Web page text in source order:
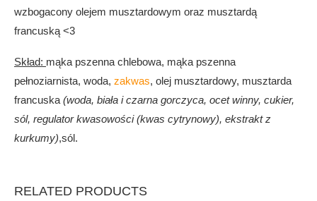
wzbogacony olejem musztardowym oraz musztardą
francuską <3
Skład: mąka pszenna chlebowa, mąka pszenna
pełnoziarnista, woda, zakwas, olej musztardowy, musztarda
francuska (woda, biała i czarna gorczyca, ocet winny, cukier,
sól, regulator kwasowości (kwas cytrynowy), ekstrakt z
kurkumy),sól.
RELATED PRODUCTS